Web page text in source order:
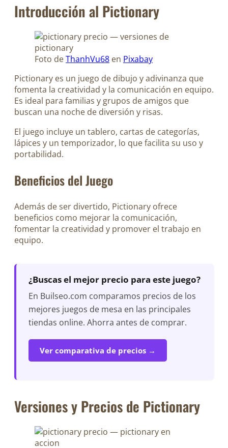
Introducción al Pictionary
Foto deThanhVu68 en Pixabay
Pictionary es un juego de dibujo y adivinanza que
fomenta la creatividad y la comunicación en equipo.
Es ideal para familias y grupos de amigos que
buscan una noche de diversión y risas.
El juego incluye un tablero, cartas de categorías,
lápices y un temporizador, lo que facilita su uso y
portabilidad.
Beneficios del Juego
Además de ser divertido, Pictionary ofrece
beneficios como mejorar la comunicación,
fomentar la creatividad y promover el trabajo en
equipo.
¿Buscas el mejor precio para este juego?
En Builseo.com comparamos precios de los
mejores juegos de mesa en las principales
tiendas online. Ahorra antes de comprar.
Ver comparativa de precios →
Versiones y Precios de Pictionary